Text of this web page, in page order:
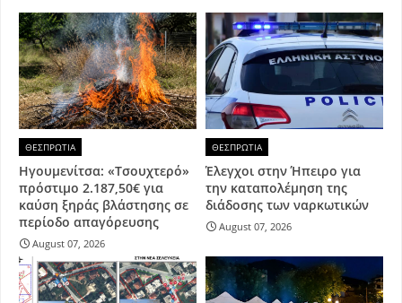
ΘΕΣΠΡΩΤΙΑ
Ηγουμενίτσα: «Τσουχτερό»
πρόστιμο 2.187,50€ για
καύση ξηράς βλάστησης σε
περίοδο απαγόρευσης
August 07, 2026
ΘΕΣΠΡΩΤΙΑ
Έλεγχοι στην Ήπειρο για
την καταπολέμηση της
διάδοσης των ναρκωτικών
August 07, 2026